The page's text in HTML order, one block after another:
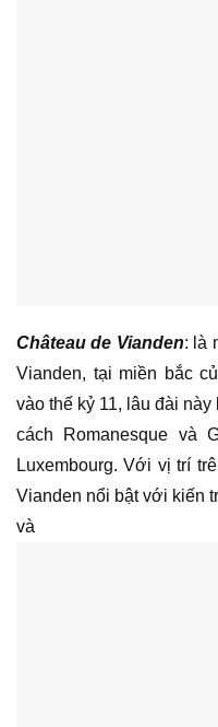
Château de Vianden: là
Vianden, tại miền bắc
vào thế kỷ 11, lâu đài
cách Romanesque và
Luxembourg. Với vị trí
Vianden nổi bật với kiến
và